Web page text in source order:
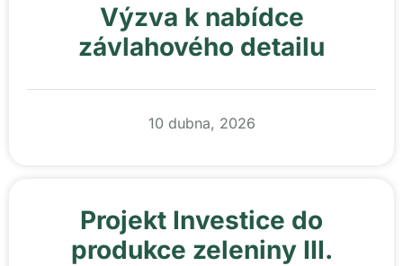
Výzva k nabídce
závlahového detailu
10 dubna, 2026
Projekt Investice do
produkce zeleniny III.